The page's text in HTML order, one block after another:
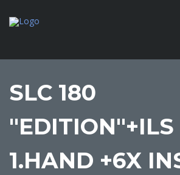
SLC 180
"EDITION"+ILS
1.HAND +6X